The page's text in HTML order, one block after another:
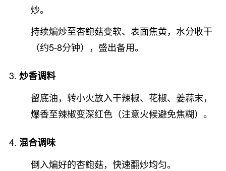
炒。
持续煸炒至杏鲍菇变软、表面焦黄，水分收干
（约5-8分钟），盛出备用。
炒香调料
留底油，转小火放入干辣椒、花椒、姜蒜末，
爆香至辣椒变深红色（注意火候避免焦糊）。
混合调味
倒入煸好的杏鲍菇，快速翻炒均匀。